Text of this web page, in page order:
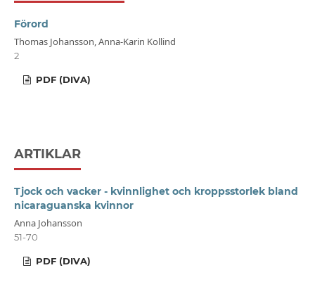
Förord
Thomas Johansson, Anna-Karin Kollind
2
PDF (DIVA)
ARTIKLAR
Tjock och vacker - kvinnlighet och kroppsstorlek bland
nicaraguanska kvinnor
Anna Johansson
51-70
PDF (DIVA)